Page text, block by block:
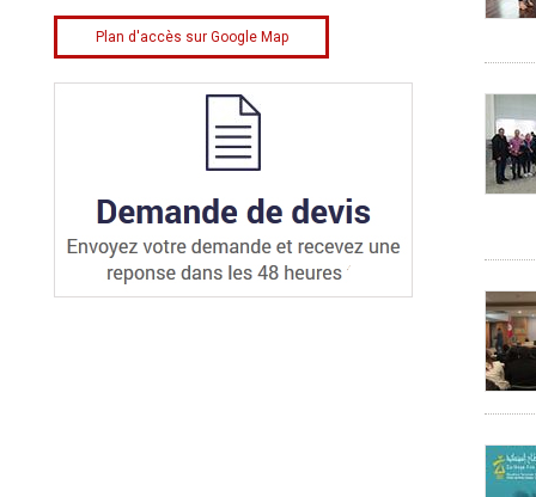
Plan d'accès sur Google Map